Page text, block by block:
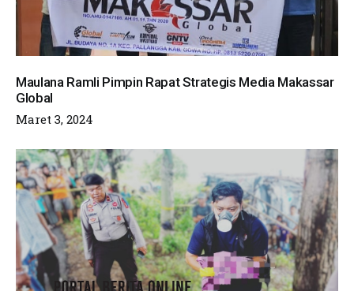
Maulana Ramli Pimpin Rapat Strategis Media Makassar
Global
Maret 3, 2024